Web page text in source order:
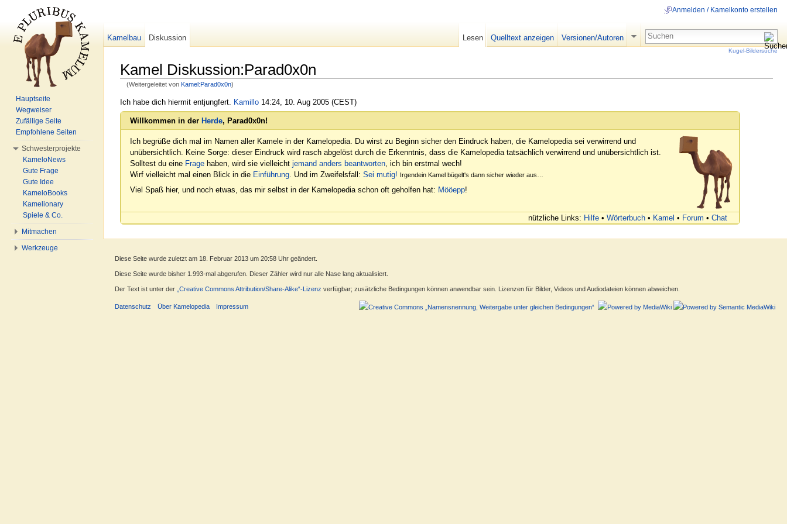
Kamel Diskussion:Parad0x0n
(Weitergeleitet von Kamel:Parad0x0n)
Ich habe dich hiermit entjungfert. Kamillo 14:24, 10. Aug 2005 (CEST)
Willkommen in der Herde, Parad0x0n!
Ich begrüße dich mal im Namen aller Kamele in der Kamelopedia. Du wirst zu Beginn sicher den Eindruck haben, die Kamelopedia sei verwirrend und
unübersichtlich. Keine Sorge: dieser Eindruck wird rasch abgelöst durch die Erkenntnis, dass die Kamelopedia tatsächlich verwirrend und unübersichtlich ist.
Solltest du eine Frage haben, wird sie vielleicht jemand anders beantworten, ich bin erstmal wech!
Wirf vielleicht mal einen Blick in die Einführung. Und im Zweifelsfall: Sei mutig! Irgendein Kamel bügelt's dann sicher wieder aus…
Viel Spaß hier, und noch etwas, das mir selbst in der Kamelopedia schon oft geholfen hat: Mööepp!
nützliche Links: Hilfe • Wörterbuch • Kamel • Forum • Chat
Anmelden / Kamelkonto erstellen
Kamelbau Diskussion Lesen Quelltext anzeigen Versionen/Autoren
Kugel-Bildersuche
Hauptseite
Wegweiser
Zufällige Seite
Empfohlene Seiten
Schwesterprojekte
KameloNews
Gute Frage
Gute Idee
KameloBooks
Kamelionary
Spiele & Co.
Mitmachen
Werkzeuge
Diese Seite wurde zuletzt am 18. Februar 2013 um 20:58 Uhr geändert.
Diese Seite wurde bisher 1.993-mal abgerufen. Dieser Zähler wird nur alle Nase lang aktualisiert.
Der Text ist unter der „Creative Commons Attribution/Share-Alike“-Lizenz verfügbar; zusätzliche Bedingungen können anwendbar sein. Lizenzen für Bilder, Videos und Audiodateien können abweichen.
Datenschutz Über Kamelopedia Impressum